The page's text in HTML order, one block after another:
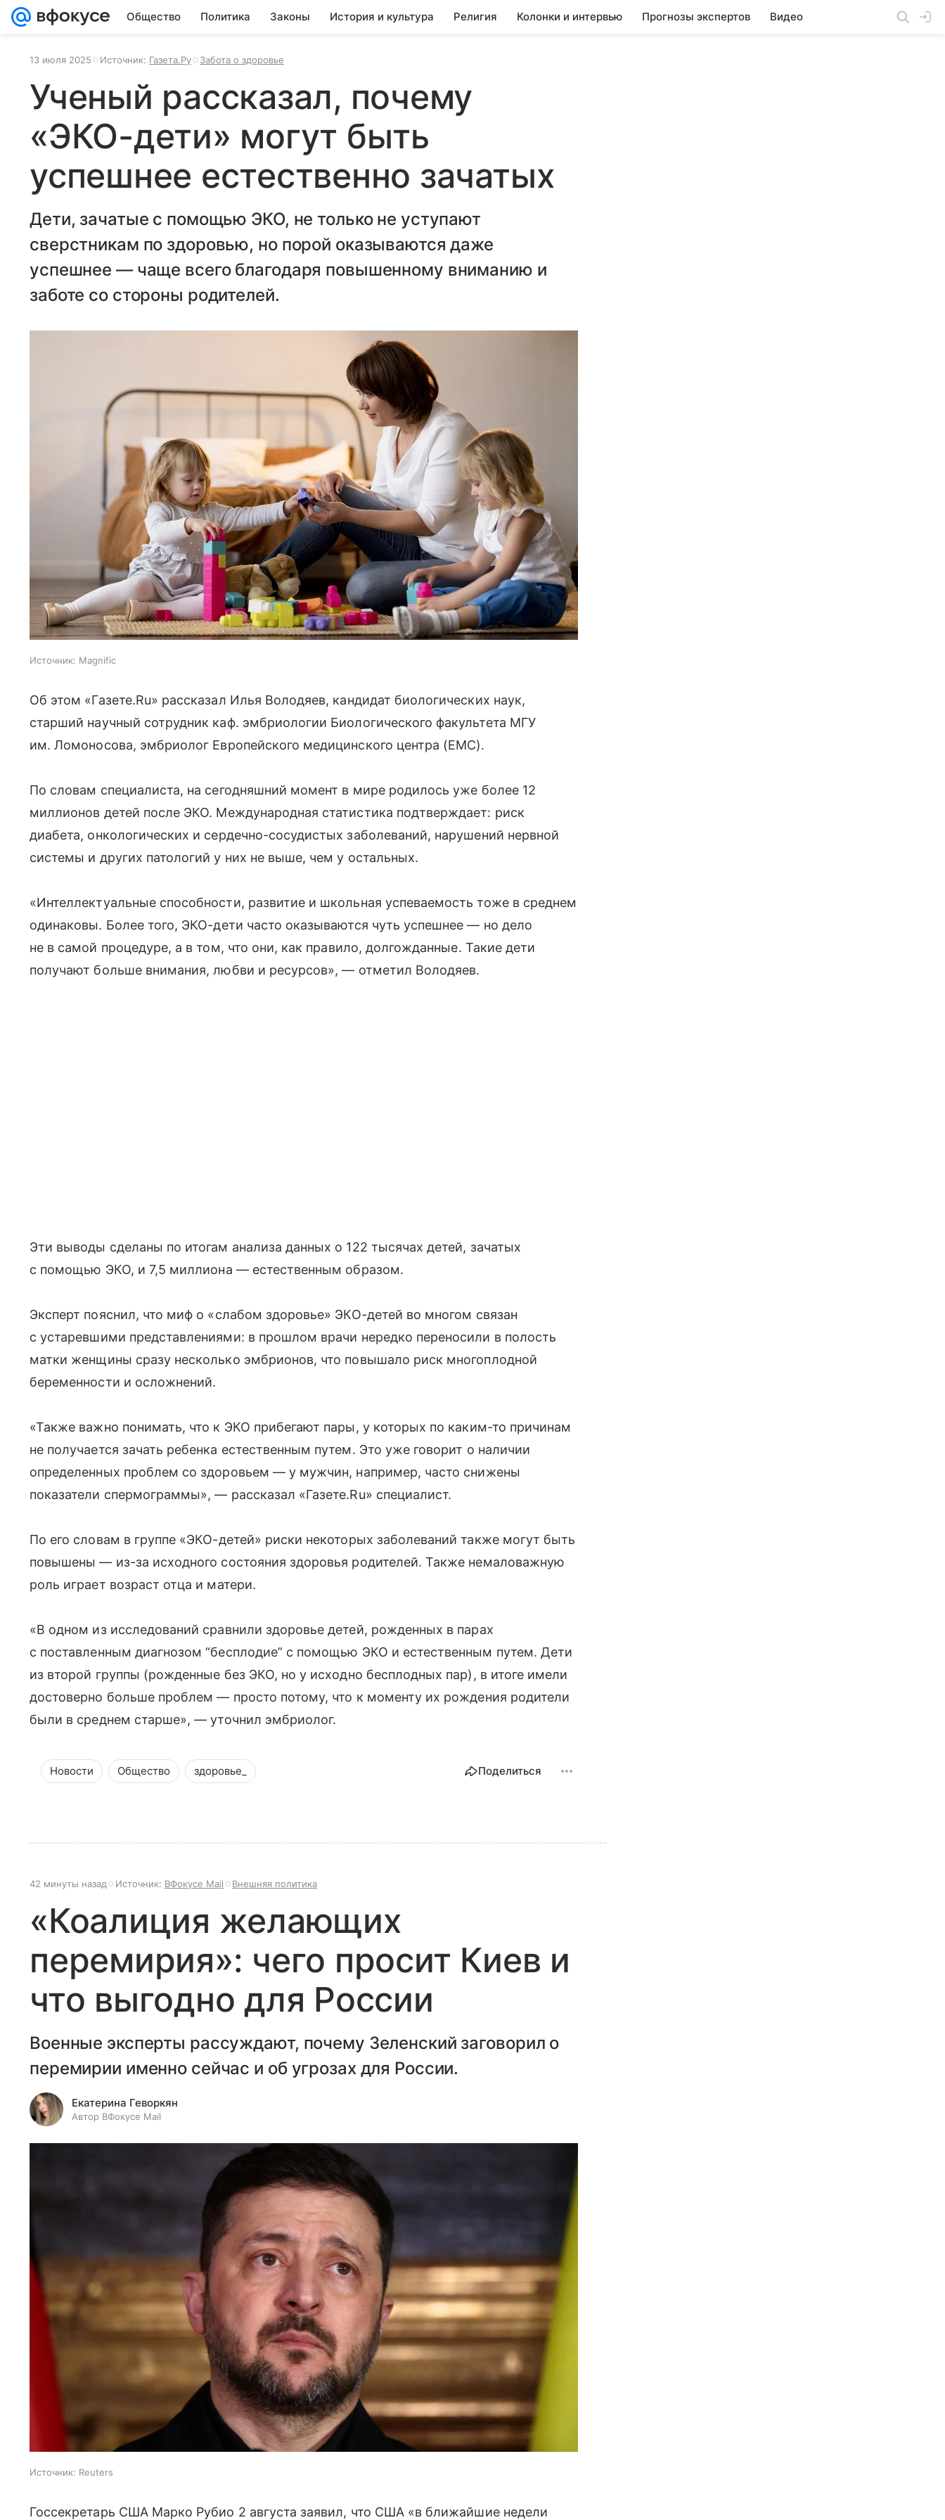
Общество Политика Законы История и культура Религия Колонки и интервью Прогнозы экспертов Видео
13 июля 2025 Источник: Газета.Ру Забота о здоровье
Ученый рассказал, почему
«ЭКО-дети» могут быть
успешнее естественно зачатых
Дети, зачатые с помощью ЭКО, не только не уступают
сверстникам по здоровью, но порой оказываются даже
успешнее — чаще всего благодаря повышенному вниманию и
заботе со стороны родителей.
Источник: Magnific
Об этом «Газете.Ru» рассказал Илья Володяев, кандидат биологических наук,
старший научный сотрудник каф. эмбриологии Биологического факультета МГУ
им. Ломоносова, эмбриолог Европейского медицинского центра (ЕМС).
По словам специалиста, на сегодняшний момент в мире родилось уже более 12
миллионов детей после ЭКО. Международная статистика подтверждает: риск
диабета, онкологических и сердечно-сосудистых заболеваний, нарушений нервной
системы и других патологий у них не выше, чем у остальных.
«Интеллектуальные способности, развитие и школьная успеваемость тоже в среднем
одинаковы. Более того, ЭКО-дети часто оказываются чуть успешнее — но дело
не в самой процедуре, а в том, что они, как правило, долгожданные. Такие дети
получают больше внимания, любви и ресурсов», — отметил Володяев.
Эти выводы сделаны по итогам анализа данных о 122 тысячах детей, зачатых
с помощью ЭКО, и 7,5 миллиона — естественным образом.
Эксперт пояснил, что миф о «слабом здоровье» ЭКО-детей во многом связан
с устаревшими представлениями: в прошлом врачи нередко переносили в полость
матки женщины сразу несколько эмбрионов, что повышало риск многоплодной
беременности и осложнений.
«Также важно понимать, что к ЭКО прибегают пары, у которых по каким-то причинам
не получается зачать ребенка естественным путем. Это уже говорит о наличии
определенных проблем со здоровьем — у мужчин, например, часто снижены
показатели спермограммы», — рассказал «Газете.Ru» специалист.
По его словам в группе «ЭКО-детей» риски некоторых заболеваний также могут быть
повышены — из-за исходного состояния здоровья родителей. Также немаловажную
роль играет возраст отца и матери.
«В одном из исследований сравнили здоровье детей, рожденных в парах
с поставленным диагнозом “бесплодие” с помощью ЭКО и естественным путем. Дети
из второй группы (рожденные без ЭКО, но у исходно бесплодных пар), в итоге имели
достоверно больше проблем — просто потому, что к моменту их рождения родители
были в среднем старше», — уточнил эмбриолог.
Новости Общество здоровье_ Поделиться
42 минуты назад Источник: ВФокусе Mail Внешняя политика
«Коалиция желающих
перемирия»: чего просит Киев и
что выгодно для России
Военные эксперты рассуждают, почему Зеленский заговорил о
перемирии именно сейчас и об угрозах для России.
Екатерина Геворкян
Автор ВФокусе Mail
Источник: Reuters
Госсекретарь США Марко Рубио 2 августа заявил, что США «в ближайшие недели